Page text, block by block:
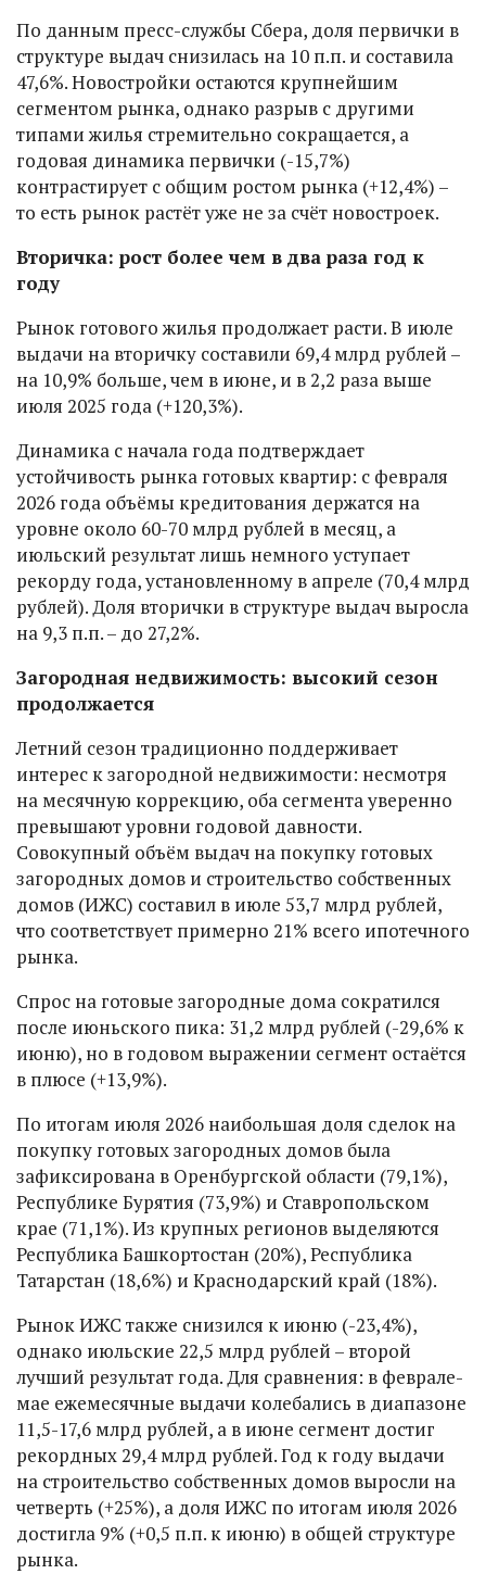
По данным пресс-службы Сбера, доля первички в
структуре выдач снизилась на 10 п.п. и составила
47,6%. Новостройки остаются крупнейшим
сегментом рынка, однако разрыв с другими
типами жилья стремительно сокращается, а
годовая динамика первички (-15,7%)
контрастирует с общим ростом рынка (+12,4%) –
то есть рынок растёт уже не за счёт новостроек.
Вторичка: рост более чем в два раза год к
году
Рынок готового жилья продолжает расти. В июле
выдачи на вторичку составили 69,4 млрд рублей –
на 10,9% больше, чем в июне, и в 2,2 раза выше
июля 2025 года (+120,3%).
Динамика с начала года подтверждает
устойчивость рынка готовых квартир: с февраля
2026 года объёмы кредитования держатся на
уровне около 60-70 млрд рублей в месяц, а
июльский результат лишь немного уступает
рекорду года, установленному в апреле (70,4 млрд
рублей). Доля вторички в структуре выдач выросла
на 9,3 п.п. – до 27,2%.
Загородная недвижимость: высокий сезон
продолжается
Летний сезон традиционно поддерживает
интерес к загородной недвижимости: несмотря
на месячную коррекцию, оба сегмента уверенно
превышают уровни годовой давности.
Совокупный объём выдач на покупку готовых
загородных домов и строительство собственных
домов (ИЖС) составил в июле 53,7 млрд рублей,
что соответствует примерно 21% всего ипотечного
рынка.
Спрос на готовые загородные дома сократился
после июньского пика: 31,2 млрд рублей (-29,6% к
июню), но в годовом выражении сегмент остаётся
в плюсе (+13,9%).
По итогам июля 2026 наибольшая доля сделок на
покупку готовых загородных домов была
зафиксирована в Оренбургской области (79,1%),
Республике Бурятия (73,9%) и Ставропольском
крае (71,1%). Из крупных регионов выделяются
Республика Башкортостан (20%), Республика
Татарстан (18,6%) и Краснодарский край (18%).
Рынок ИЖС также снизился к июню (-23,4%),
однако июльские 22,5 млрд рублей – второй
лучший результат года. Для сравнения: в феврале-
мае ежемесячные выдачи колебались в диапазоне
11,5-17,6 млрд рублей, а в июне сегмент достиг
рекордных 29,4 млрд рублей. Год к году выдачи
на строительство собственных домов выросли на
четверть (+25%), а доля ИЖС по итогам июля 2026
достигла 9% (+0,5 п.п. к июню) в общей структуре
рынка.